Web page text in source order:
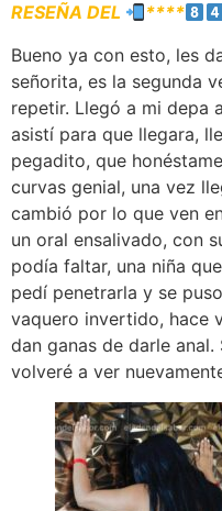
RESEÑA DEL
****
Bueno ya con esto, les
señorita, es la segunda
repetir. Llegó a mi depa
asistí para que llegara,
pegadito, que
curvas genial, una vez
cambió por lo que ven
un oral ensalivado, con
podía faltar, una niña
pedí penetrarla y se
vaquero invertido, hace
dan ganas de darle
volveré a ver